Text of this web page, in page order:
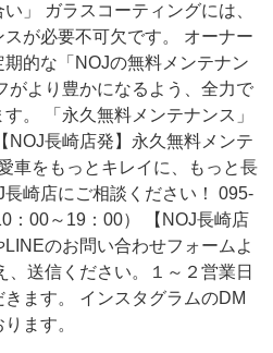
」 ガラスコーティングには、
が必要不可欠です。 オーナー
的な「NOJの無料メンテナン
がより豊かになるよう、全力で
。 「永久無料メンテナンス」
NOJ長崎店発】永久無料メンテ
をもっとキレイに、もっと長
崎店にご相談ください！ 095-
00～19：00） 【NOJ長崎店
のお問い合わせフォームよ
、送信ください。１～２営業日
ます。 インスタグラムのDM
しております。